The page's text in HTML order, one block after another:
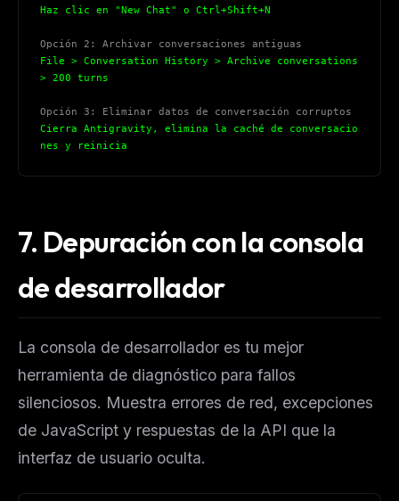
Haz clic en "New Chat" o Ctrl+Shift+N
Opción 2: Archivar conversaciones antiguas
File > Conversation History > Archive conversations
> 200 turns
Opción 3: Eliminar datos de conversación corruptos
Cierra Antigravity, elimina la caché de conversacio
nes y reinicia
7. Depuración con la consola
de desarrollador
La consola de desarrollador es tu mejor
herramienta de diagnóstico para fallos
silenciosos. Muestra errores de red, excepciones
de JavaScript y respuestas de la API que la
interfaz de usuario oculta.